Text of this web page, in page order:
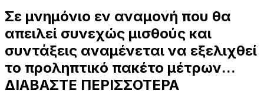
Σε μνημόνιο εν αναμονή που θα
απειλεί συνεχώς μισθούς και
συντάξεις αναμένεται να εξελιχθεί
το προληπτικό πακέτο μέτρων...
ΔΙΑΒΑΣΤΕ ΠΕΡΙΣΣΟΤΕΡΑ